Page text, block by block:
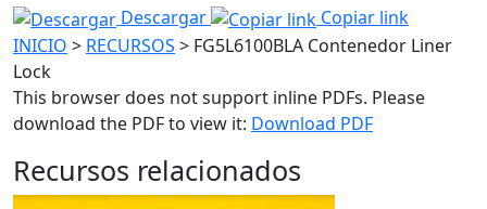
Descargar
Copiar link
INICIO > RECURSOS > FG5L6100BLA Contenedor Liner
Lock
This browser does not support inline PDFs. Please
download the PDF to view it: Download PDF
Recursos relacionados